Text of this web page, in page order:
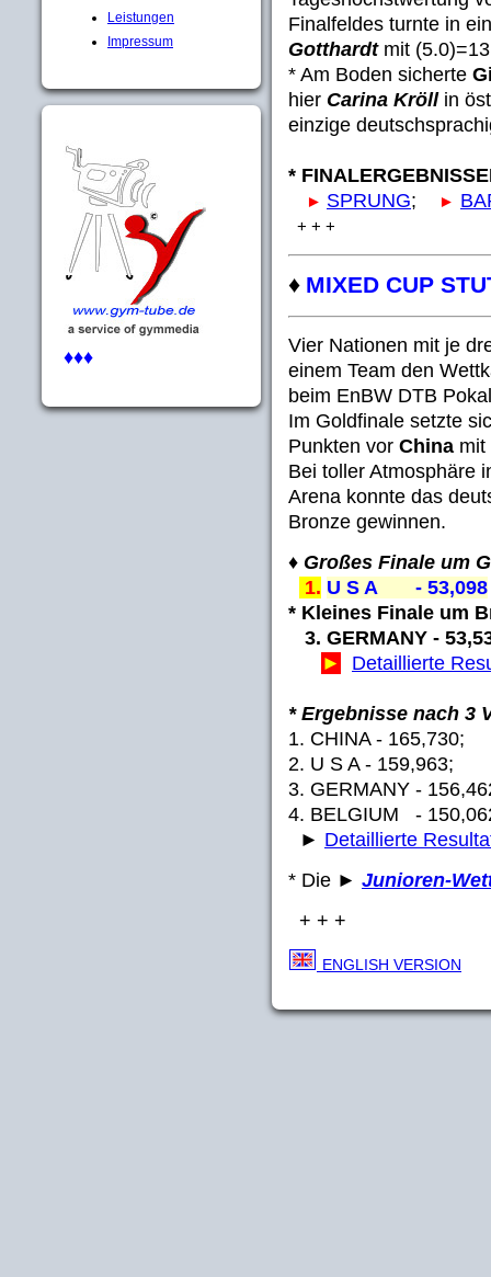
Leistungen
Impressum
♦♦♦
Finalfeldes turnte in
Gotthardtmit
* Am Boden sicherte
hier Carina Kröllin
einzige
*
► SPRUNG; ►
+ + +
♦ MIXED CUP
Vier Nationen mit je
einem Team den
beim EnBW DTB
Im Goldfinale setzte
Punkten vor China mit
Bei toller Atmosphäre
Arena konnte das
Bronze gewinnen.
♦ Großes Finale um
1. U S A - 53,098
* Kleines Finale um
3. GERMANY -
►
Detaillierte
* Ergebnisse nach 3
1. CHINA - 165,730;
2. U S A - 159,963;
3. GERMANY -
4. BELGIUM -
► Detaillierte
* Die ► Junioren-
+ + +
ENGLISH VERSION